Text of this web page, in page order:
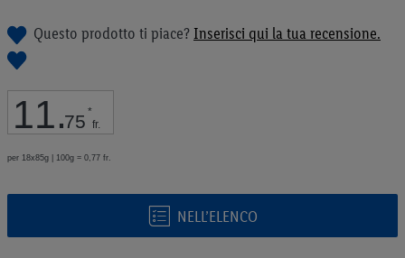
Questo prodotto ti piace?Inserisci qui la tua recensione.
11.75 *
fr.
per 18x85g | 100g = 0,77 fr.
NELL’ELENCO
di
immagini